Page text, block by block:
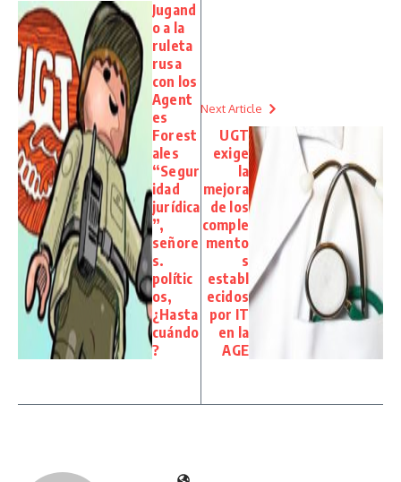
Jugand
o a la
ruleta
rusa
con los
Agent
es
Forest
ales
“Segur
idad
jurídica
”,
señore
s.
polític
os,
¿Hasta
cuándo
?
Next Article
UGT
exige
la
mejora
de los
comple
mento
s
establ
ecidos
por IT
en la
AGE